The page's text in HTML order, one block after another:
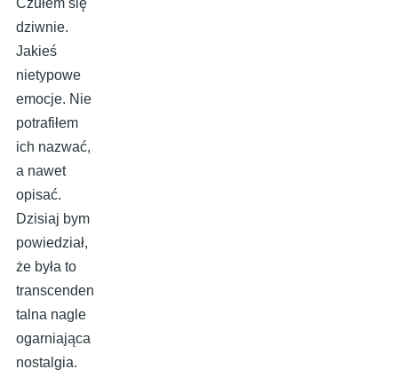
dziwnie.
Jakieś
nietypowe
emocje. Nie
potrafiłem
ich nazwać,
a nawet
opisać.
Dzisiaj bym
powiedział,
że była to
transcenden
talna nagle
ogarniająca
nostalgia.